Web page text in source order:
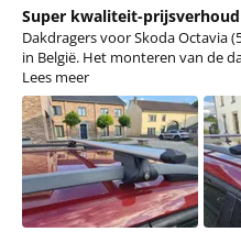
Super kwaliteit-
Dakdragers voor Skoda Octavia
in België. Het monteren van de
Lees meer